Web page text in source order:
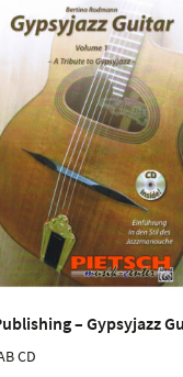
– Gypsyjazz
CD